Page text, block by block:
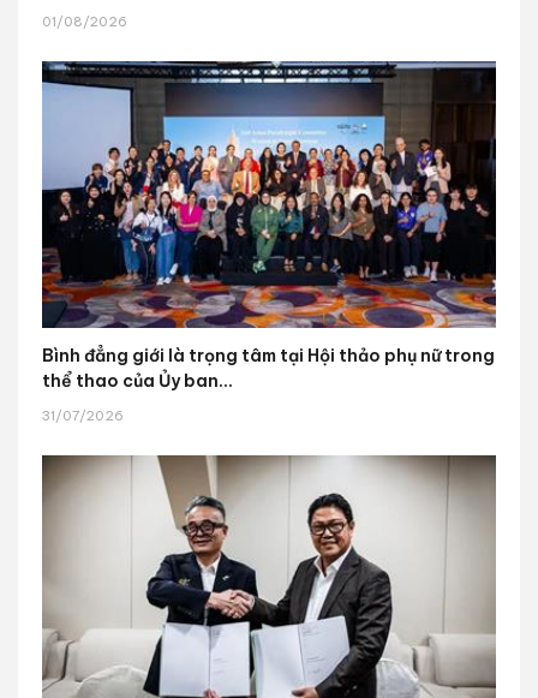
01/08/2026
Bình đẳng giới là trọng tâm tại Hội thảo phụ nữ trong
thể thao của Ủy ban...
31/07/2026